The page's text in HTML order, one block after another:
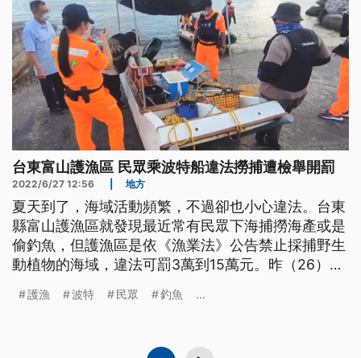
台東富山護漁區 民眾乘波特船違法撈捕遭檢舉開罰
2022/6/27 12:56 地方
夏天到了，海域活動頻繁，不過卻也小心違法。台東
縣富山護漁區就發現最近常有民眾下海捕撈海產或是
偷釣魚，但護漁區是依《漁業法》公告禁止採捕野生
動植物的海域，違法可罰3萬到15萬元。昨（26）日
開到護漁區疑似釣魚，結果失去動力跑不掉，民眾報
護漁 波特 民眾 釣魚 ...